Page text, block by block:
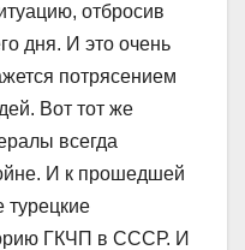
отбросив
дня. И это очень
потрясением
Вот тот же
всегда
И к прошедшей
ГКЧП в СССР. И